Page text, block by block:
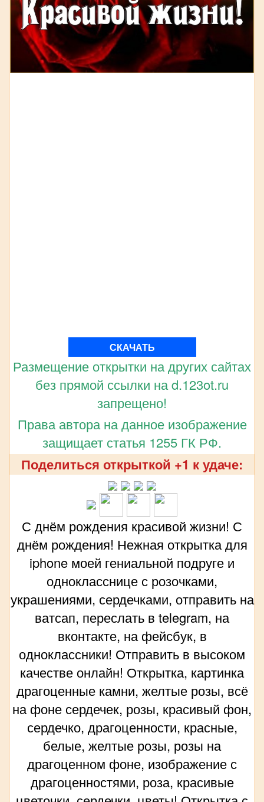
СКАЧАТЬ
Размещение открытки на других сайтах
без прямой ссылки на d.123ot.ru
запрещено!
Права автора на данное изображение
защищает статья 1255 ГК РФ.
Поделиться открыткой +1 к удаче:
С днём рождения красивой жизни! С
днём рождения! Нежная открытка для
iphone моей гениальной подруге и
однокласснице с розочками,
украшениями, сердечками, отправить на
ватсап, переслать в telegram, на
вконтакте, на фейсбук, в
одноклассники! Отправить в высоком
качестве онлайн! Открытка, картинка
драгоценные камни, желтые розы, всё
на фоне сердечек, розы, красивый фон,
сердечко, драгоценности, красные,
белые, желтые розы, розы на
драгоценном фоне, изображение с
драгоценностями, роза, красивые